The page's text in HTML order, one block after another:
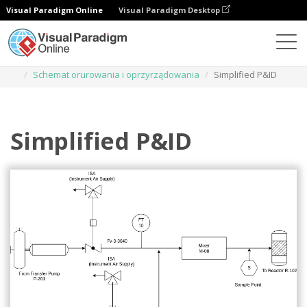
Visual Paradigm Online Visual Paradigm Desktop
Schemat orurowania i oprzyrządowania
Simplified P&ID
Simplified P&ID